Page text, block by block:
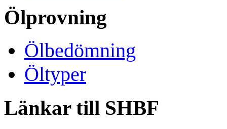
Ölprovning
Ölbedömning
Öltyper
Länkar till SHBF